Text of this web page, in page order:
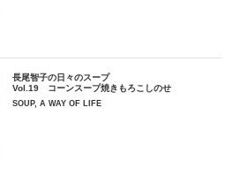
長尾智子の日々のスープ
Vol.19 コーンスープ焼きもろこしのせ
SOUP, A WAY OF LIFE